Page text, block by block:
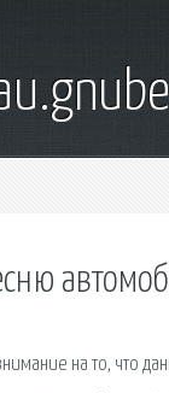
на то, что